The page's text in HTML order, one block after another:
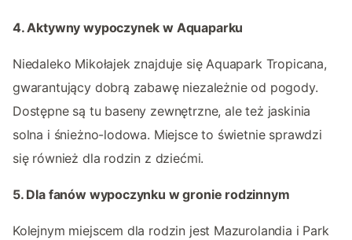
4. Aktywny wypoczynek w Aquaparku
Niedaleko Mikołajek znajduje się Aquapark Tropicana,
gwarantujący dobrą zabawę niezależnie od pogody.
Dostępne są tu baseny zewnętrzne, ale też jaskinia
solna i śnieżno-lodowa. Miejsce to świetnie sprawdzi
się również dla rodzin z dziećmi.
5. Dla fanów wypoczynku w gronie rodzinnym
Kolejnym miejscem dla rodzin jest Mazurolandia i Park